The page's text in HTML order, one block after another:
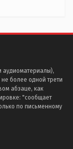
аудиоматериалы),
более одной трети
абзаце, как
"сообщает
по письменному